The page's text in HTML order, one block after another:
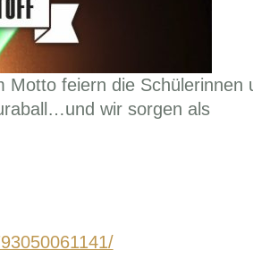
Motto feiern die Schülerinnen
wir sorgen als